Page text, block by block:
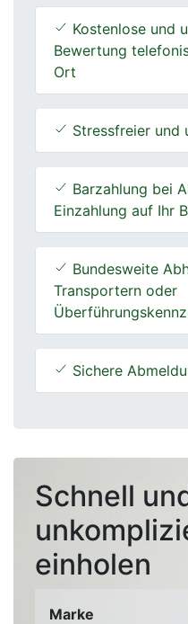
Kostenlose und
Bewertung
Ort
Stressfreier und
Barzahlung bei
Einzahlung auf Ihr
Bundesweite
Transportern oder
Sichere
Schnell
einholen
Marke